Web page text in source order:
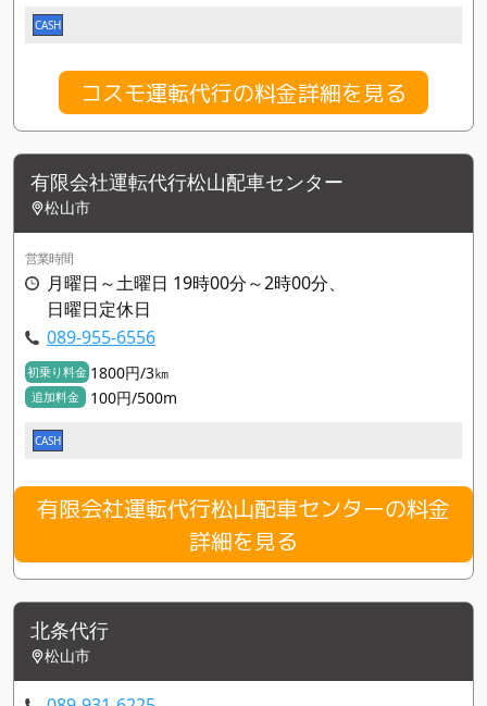
CASH
コスモ運転代行の料金詳細を見る
有限会社運転代行松山配車センター
松山市
営業時間
月曜日～土曜日 19時00分～2時00分、
日曜日定休日
089-955-6556
初乗り料金 1800円/3㎞
追加料金 100円/500m
CASH
有限会社運転代行松山配車センターの料金
詳細を見る
北条代行
松山市